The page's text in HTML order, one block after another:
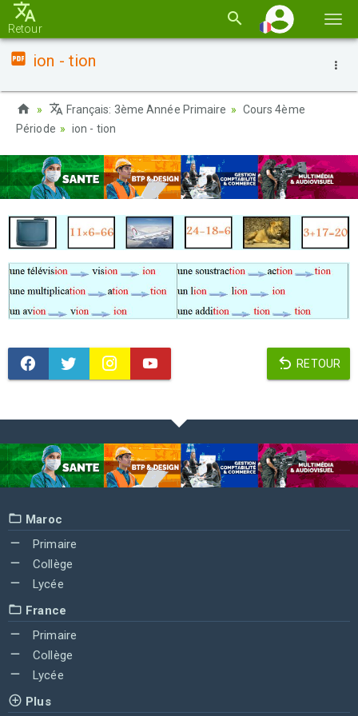
la
Retour
ion - tion
Français: 3ème Année Primaire
Cours 4ème
Période
ion - tion
RETOUR
Maroc
Primaire
Collège
Lycée
France
Primaire
Collège
Lycée
Plus